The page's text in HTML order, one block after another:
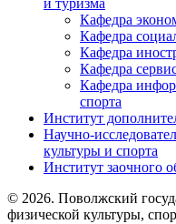
и туризма
Кафедра
Кафедра
Кафедра
Кафедра
Кафедра
спорта
Институт
Научно-
культуры и спорта
Институт заочного
© 2026. Поволжский
физической культуры,